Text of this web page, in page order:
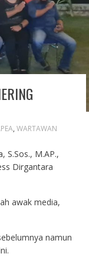
, WARTAWAN
S.Sos., M.AP.,
Dirgantara
awak media,
namun